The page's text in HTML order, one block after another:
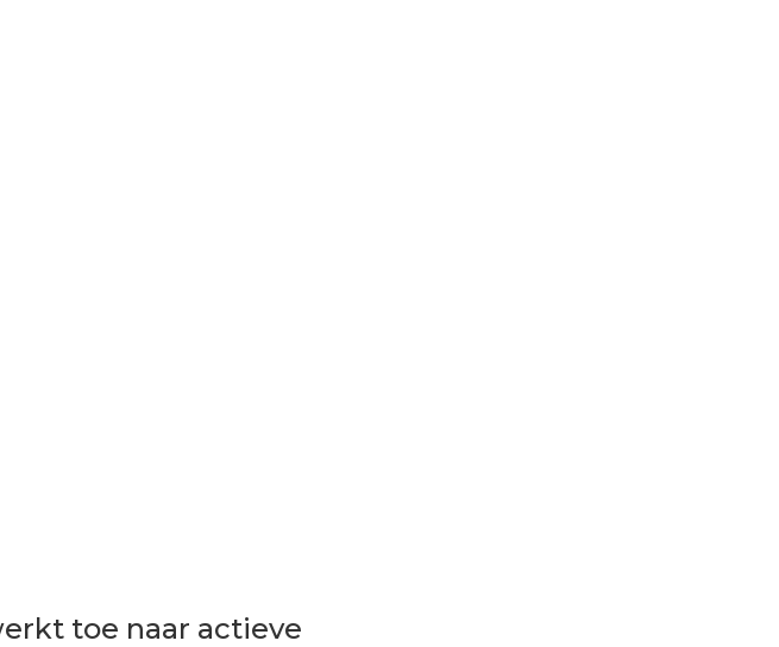
toe naar actieve